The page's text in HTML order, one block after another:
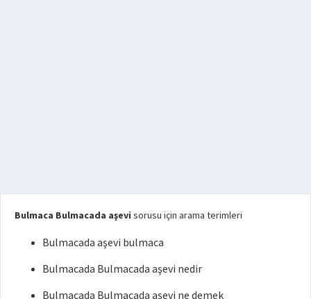
Bulmaca Bulmacada aşevi sorusu için arama terimleri
Bulmacada aşevi bulmaca
Bulmacada Bulmacada aşevi nedir
Bulmacada Bulmacada aşevi ne demek